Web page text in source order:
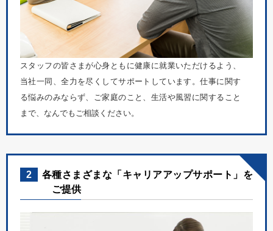
スタッフの皆さまが心身ともに健康に就業いただけるよう、
当社一同、全力を尽くしてサポートしています。仕事に関す
る悩みのみならず、ご家庭のこと、生活や風習に関すること
まで、なんでもご相談ください。
2
各種さまざまな「キャリアアップサポート」を
ご提供